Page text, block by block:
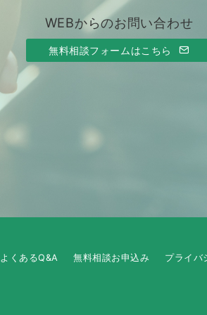
WEBからのお問い合わせ
無料相談フォームはこちら
よくあるQ&A 無料相談お申込み プライバ